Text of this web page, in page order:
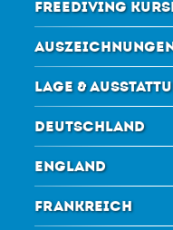
FREEDIVING
LAGE &
DEUTSCHLAND
ENGLAND
FRANKREICH